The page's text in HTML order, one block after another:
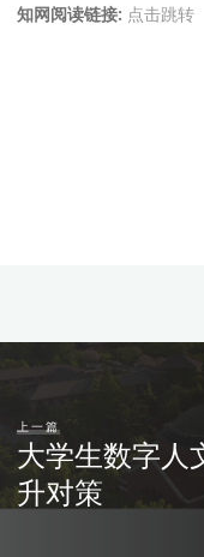
知网阅读链接: 点击跳转
上一篇
大学生数字人
升对策